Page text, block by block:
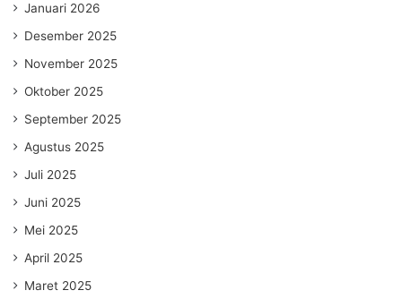
Januari 2026
Desember 2025
November 2025
Oktober 2025
September 2025
Agustus 2025
Juli 2025
Juni 2025
Mei 2025
April 2025
Maret 2025